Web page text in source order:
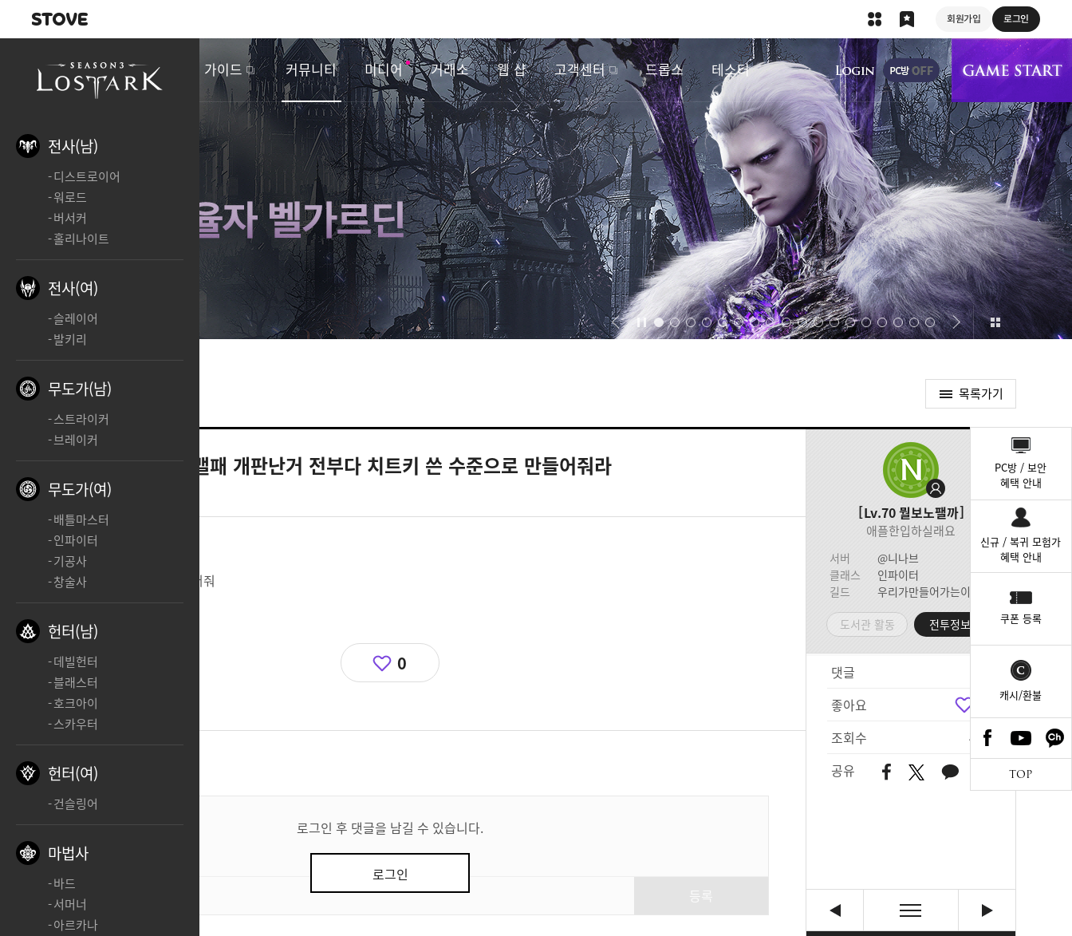
회원가입 로그인
새소식 게임정보 가이드 커뮤니티 미디어 거래소 웹 샵 고객센터 드롭스 테스터
상단 메뉴
목록가기
어차피 밸패 개판난거 전부다 치트키 쓴 수준으로 만들어줘라
2025.10.21 13:13
Lv.70뭘보노팰까
애플한입하실래요
서버
@니나브
클래스
인파이터
길드
우리가만들어가는이야기
도서관 활동 전투정보실
댓글
좋아요
조회수
402
공유
능력안되잖아 걍 다 사기캐로 만들어줘
0
댓글0
로그인 후 댓글을 남길 수 있습니다.
로그인
쓰
기
/ 200
전사(남)
디스트로이어
워로드
버서커
홀리나이트
전사(여)
슬레이어
발키리
무도가(남)
스트라이커
브레이커
무도가(여)
배틀마스터
인파이터
기공사
창술사
헌터(남)
데빌헌터
블래스터
호크아이
스카우터
헌터(여)
건슬링어
마법사
바드
서머너
아르카나
PC방 / 보안
혜택 안내
신규 / 복귀 모험가
혜택 안내
쿠폰 등록
캐시/환불
TOP